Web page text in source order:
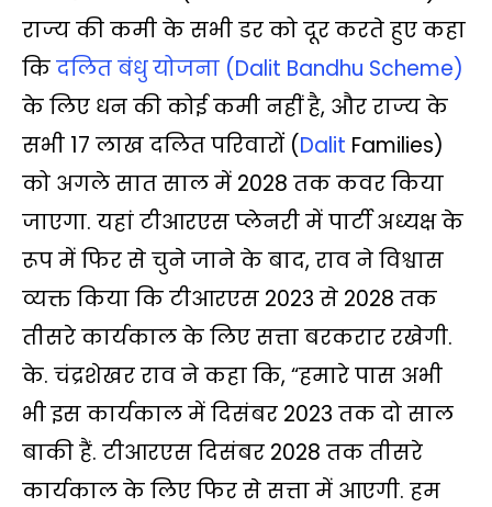
s
p
b
k
t
r
L
k
g
r
a
m
l
e
राज्य की कमी के सभी डर को दूर करते हुए कहा
किदलित बंधु योजना (Dalit Bandhu Scheme)
के लिए धन की कोई कमी नहीं है, और राज्य के
सभी 17 लाख दलित परिवारों (Dalit Families)
को अगले सात साल में 2028 तक कवर किया
जाएगा. यहां टीआरएस प्लेनरी में पार्टी अध्यक्ष के
रूप में फिर से चुने जाने के बाद, राव ने विश्वास
व्यक्त किया कि टीआरएस 2023 से 2028 तक
तीसरे कार्यकाल के लिए सत्ता बरकरार रखेगी.
के. चंद्रशेखर राव ने कहा कि, “हमारे पास अभी
भी इस कार्यकाल में दिसंबर 2023 तक दो साल
बाकी हैं. टीआरएस दिसंबर 2028 तक तीसरे
कार्यकाल के लिए फिर से सत्ता में आएगी. हम